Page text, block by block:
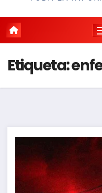
Etiqueta: